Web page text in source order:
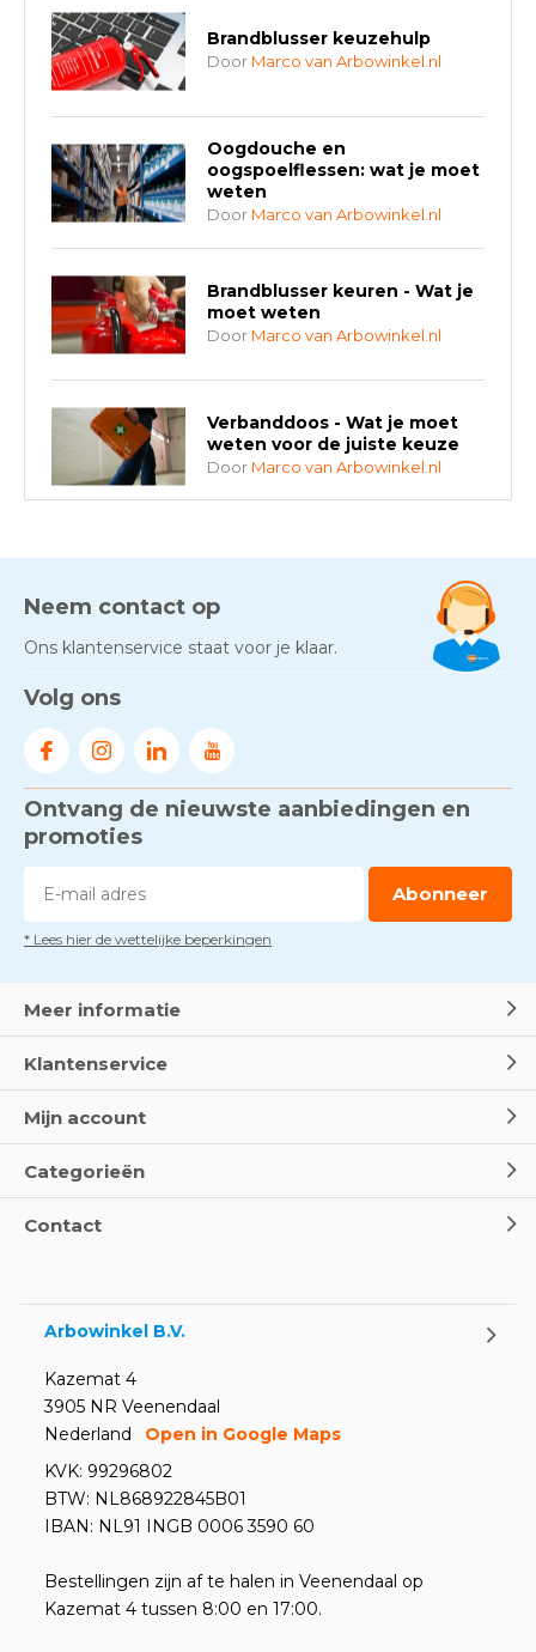
Brandblusser keuzehulp
Door Marco van Arbowinkel.nl
Oogdouche en
oogspoelflessen: wat je moet
weten
Door Marco van Arbowinkel.nl
Brandblusser keuren - Wat je
moet weten
Door Marco van Arbowinkel.nl
Verbanddoos - Wat je moet
weten voor de juiste keuze
Door Marco van Arbowinkel.nl
AED-apparaten - Welke past
Door Marco van Arbowinkel.nl
Door
Voorkom brand met
rookmelders, hittemelders en
DoorMarco van Arbowinkel.nl
Dag van de BHV - Als elke
Oogspoel flessen en
Neem contact op
Ons klantenservice staat voor je klaar.
Volg ons
Ontvang de nieuwste aanbiedingen en
promoties
Abonneer
* Lees hier de wettelijke beperkingen
Meer informatie
Klantenservice
Mijn account
Categorieën
Contact
Arbowinkel B.V.
Kazemat 4
3905 NR Veenendaal
Nederland
Open in Google Maps
KVK: 99296802
BTW: NL868922845B01
IBAN: NL91 INGB 0006 3590 60
Bestellingen zijn af te halen in Veenendaal op
Kazemat 4 tussen 8:00 en 17:00.